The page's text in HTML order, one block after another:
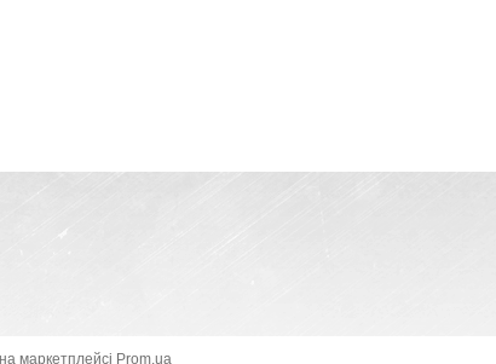
маркетплейсі Prom.ua